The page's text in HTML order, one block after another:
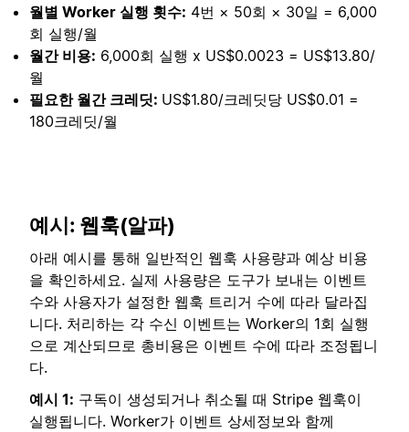
월별 Worker 실행 횟수: 4번 × 50회 × 30일 = 6,000
회 실행/월
월간 비용: 6,000회 실행 x US$0.0023 = US$13.80/
월
필요한 월간 크레딧: US$1.80/크레딧당 US$0.01 =
180크레딧/월
예시: 웹훅(알파)
아래 예시를 통해 일반적인 웹훅 사용량과 예상 비용
을 확인하세요. 실제 사용량은 도구가 보내는 이벤트
수와 사용자가 설정한 웹훅 트리거 수에 따라 달라집
니다. 처리하는 각 수신 이벤트는 Worker의 1회 실행
으로 계산되므로 총비용은 이벤트 수에 따라 조정됩니
다.
예시 1: 구독이 생성되거나 취소될 때 Stripe 웹훅이
실행됩니다. Worker가 이벤트 상세정보와 함께